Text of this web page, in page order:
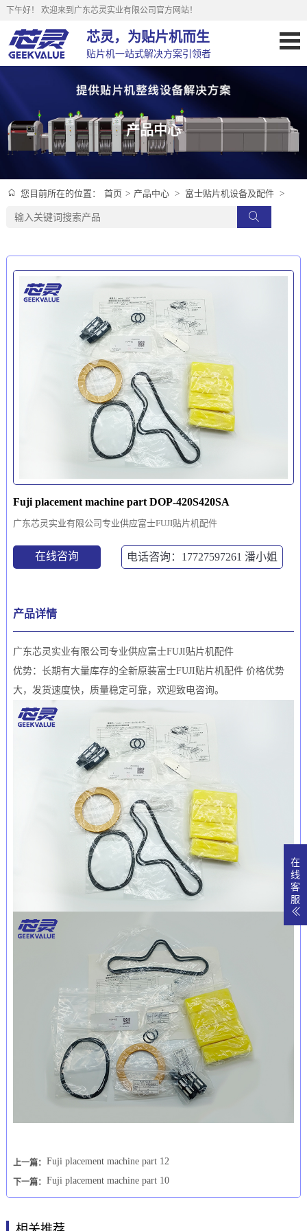
下午好！ 欢迎来到广东芯灵实业有限公司官方网站！
芯灵，为贴片机而生
贴片机一站式解决方案引领者
产品中心
您目前所在的位置： 首页 > 产品中心 > 富士贴片机设备及配件 >
Fuji placement machine part DOP-420S420SA
广东芯灵实业有限公司专业供应富士FUJI贴片机配件
在线咨询 电话咨询：17727597261 潘小姐
产品详情
广东芯灵实业有限公司专业供应富士FUJI贴片机配件
优势：长期有大量库存的全新原装富士FUJI贴片机配件 价格优势
大，发货速度快，质量稳定可靠，欢迎致电咨询。
上一篇： Fuji placement machine part 12
下一篇： Fuji placement machine part 10
在
线
客
服